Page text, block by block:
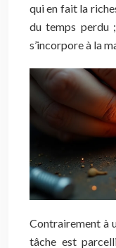
qui en fait la
du temps perdu
s’incorpore à la
Contrairement à
tâche est